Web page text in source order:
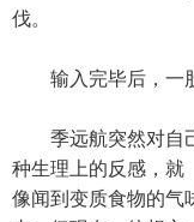
伐。
输入完毕后，一股
季远航突然对自己
种生理上的反感，就
像闻到变质食物的气